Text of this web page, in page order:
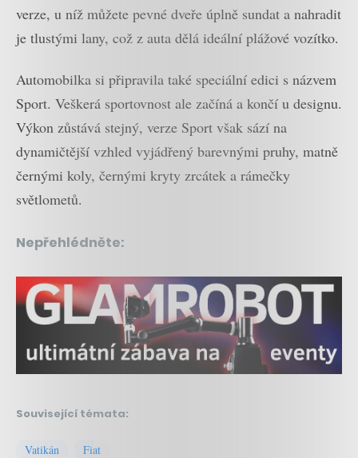
verze, u níž můžete pevné dveře úplně sundat a nahradit
je tlustými lany, což z auta dělá ideální plážové vozítko.
Automobilka si připravila také speciální edici s názvem
Sport. Veškerá sportovnost ale začíná a končí u designu.
Výkon zůstává stejný, verze Sport však sází na
dynamičtější vzhled vyjádřený barevnými pruhy, matně
černými koly, černými kryty zrcátek a rámečky
světlometů.
Nepřehlédněte:
Související témata:
Vatikán Fiat